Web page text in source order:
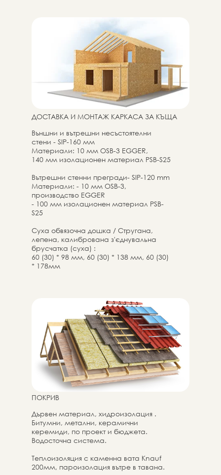
ДОСТАВКА И МОНТАЖ КАРКАСА ЗА КЪЩА
Външни и вътрешни несъстоятелни
стени - SIP-160 мм
Материали: 10 мм OSB-3 EGGER,
140 мм изолационен материал PSB-S25
Вътрешни стенни прегради- SIP-120 mm
Материали: - 10 мм OSB-3,
производство EGGER
- 100 мм изолационен материал PSB-
S25
Суха обвязочна дошка / Стругана,
лепена, калибрована з'єднувальна
брусчатка (суха) :
60 (30) * 98 мм, 60 (30) * 138 мм, 60 (30)
* 178мм
документация, включително био/
огнезащита на дърво и материали за
ПОКРИВ
Дървен материал, хидроизолация .
Битумни, метални, керамични
керемиди, по проект и бюджета.
Водосточна система.
Теплоизоляция с каменна вата Knauf
200мм, пароизолация вътре в тавана.